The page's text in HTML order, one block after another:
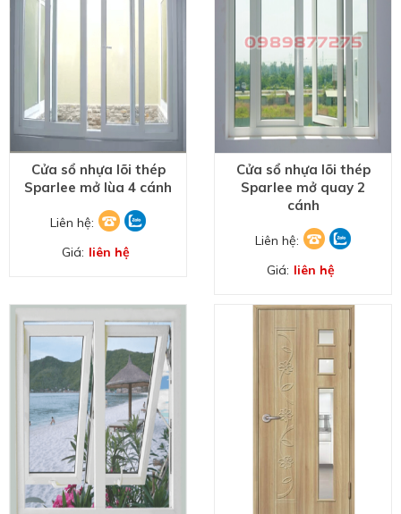
Cửa sổ nhựa lõi thép
Sparlee mở lùa 4 cánh
Liên hệ:
Giá: liên hệ
Cửa sổ nhựa lõi thép
Sparlee mở quay 2
cánh
Liên hệ:
Giá: liên hệ